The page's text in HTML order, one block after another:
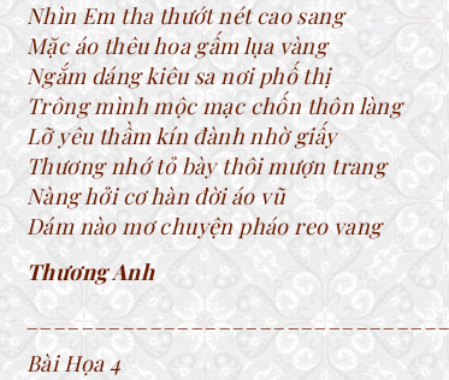
Nhìn Em tha thướt nét cao sang
Mặc áo thêu hoa gấm lụa vàng
Ngắm dáng kiêu sa nơi phố thị
Trông mình mộc mạc chốn thôn làng
Lỡ yêu thầm kín đành nhờ giấy
Thương nhớ tỏ bày thôi mượn trang
Nàng hởi cơ hàn đời áo vũ
Dám nào mơ chuyện pháo reo vang
Thương Anh
_______________________________
Bài Họa 4